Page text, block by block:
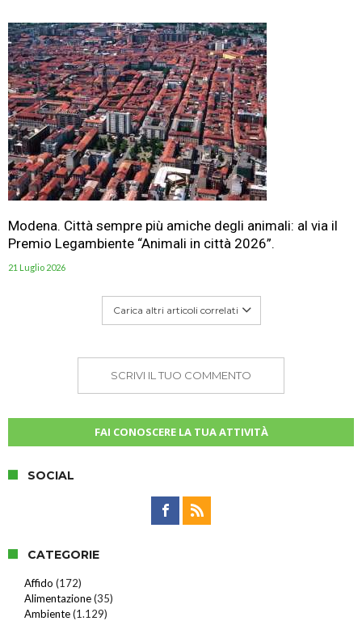
Modena. Città sempre più amiche degli animali: al via il
Premio Legambiente “Animali in città 2026”.
21 Luglio 2026
Carica altri articoli correlati
SCRIVI IL TUO COMMENTO
FAI CONOSCERE LA TUA ATTIVITÀ
SOCIAL
CATEGORIE
Affido (172)
Alimentazione(35)
Ambiente(1.129)